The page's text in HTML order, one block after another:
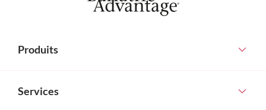
Produits
Services